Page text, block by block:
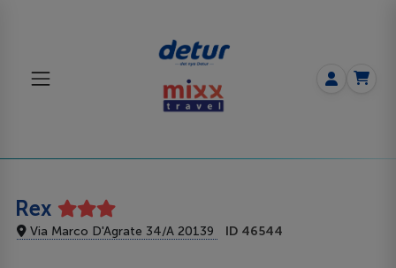
Rex
Via Marco D'Agrate 34/A 20139 ID 46544